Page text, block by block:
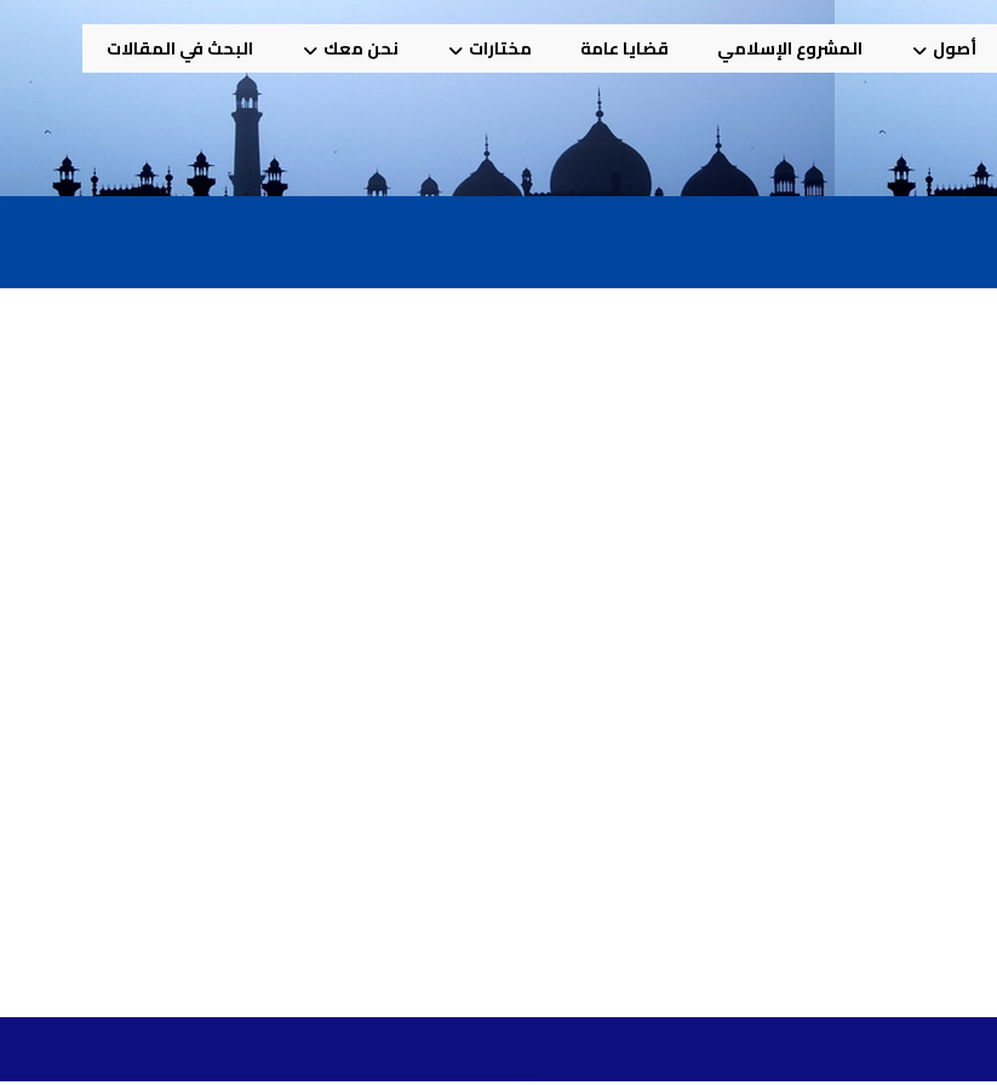
أصول المشروع الإسلامي قضايا عامة مختارات نحن معك البحث في المقالات